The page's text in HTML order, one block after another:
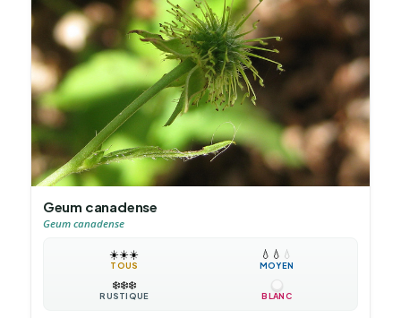
Geum canadense
Geum canadense
☀️☀️☀️
TOUS
💧 💧 💧
MOYEN
❄️❄️❄️
RUSTIQUE BLANC